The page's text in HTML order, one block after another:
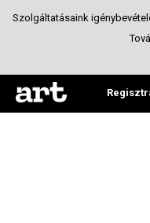
Lé(á)ny
Fotó
Szolgáltatásaink